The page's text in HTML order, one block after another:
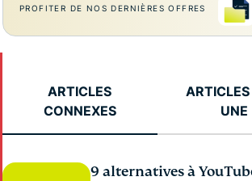
PROFITER DE NOS DERNIÈRES OFFRES
ARTICLES
CONNEXES
UNE
9 alternatives à